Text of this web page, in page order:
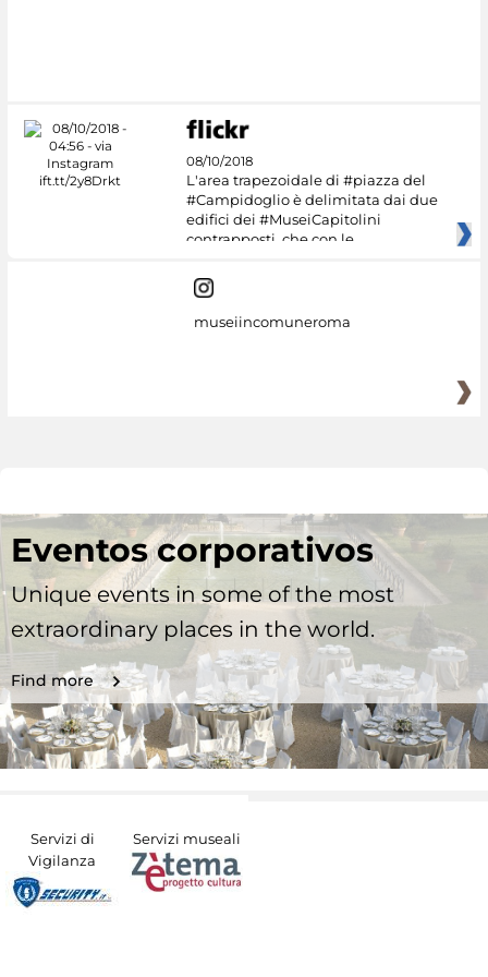
08/10/2018
L'area trapezoidale di #piazza del
#Campidoglio è delimitata dai due
edifici dei #MuseiCapitolini
contrapposti, che con le
museiincomuneroma
Eventos corporativos
Unique events in some of the most
extraordinary places in the world.
Find more
Servizi di
Vigilanza
Servizi museali